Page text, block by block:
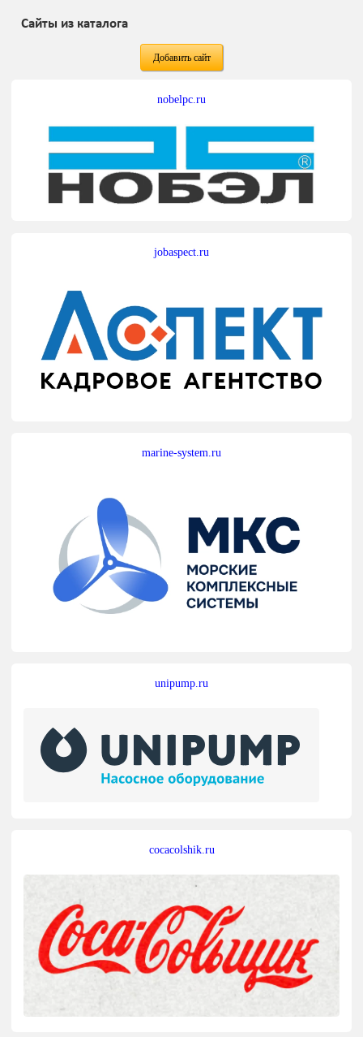
Сайты из каталога
Добавить сайт
nobelpc.ru
jobaspect.ru
marine-system.ru
unipump.ru
cocacolshik.ru